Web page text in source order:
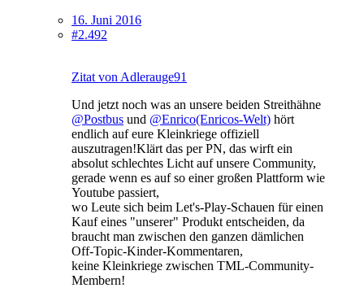
16. Juni 2016
#2.492
Zitat von Adlerauge91
Und jetzt noch was an unsere beiden Streithähne
@Postbus und @Enrico(Enricos-Welt) hört
endlich auf eure Kleinkriege offiziell
auszutragen!Klärt das per PN, das wirft ein
absolut schlechtes Licht auf unsere Community,
gerade wenn es auf so einer großen Plattform wie
Youtube passiert,
wo Leute sich beim Let's-Play-Schauen für einen
Kauf eines "unserer" Produkt entscheiden, da
braucht man zwischen den ganzen dämlichen
Off-Topic-Kinder-Kommentaren,
keine Kleinkriege zwischen TML-Community-
Membern!